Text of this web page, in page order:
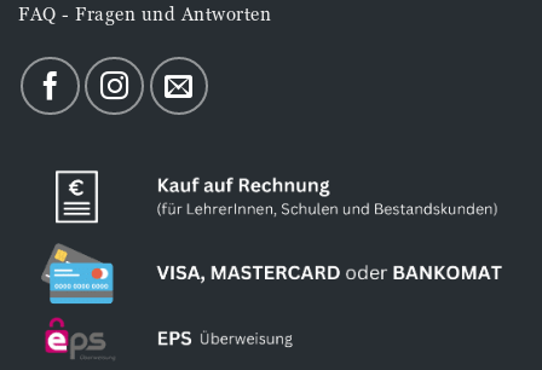
FAQ - Fragen und Antworten